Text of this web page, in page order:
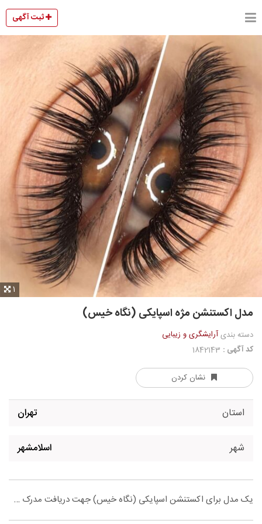
ثبت آگهی
1
مدل اکستنشن مژه اسپایکی (نگاه خیس)
دسته بندیآرایشگری و زیبایی
کد آگهی :
نشان کردن
استان تهران
شهر اسلامشهر
یک مدل برای اکستنشن اسپایکی (نگاه خیس) جهت دریافت مدرک …